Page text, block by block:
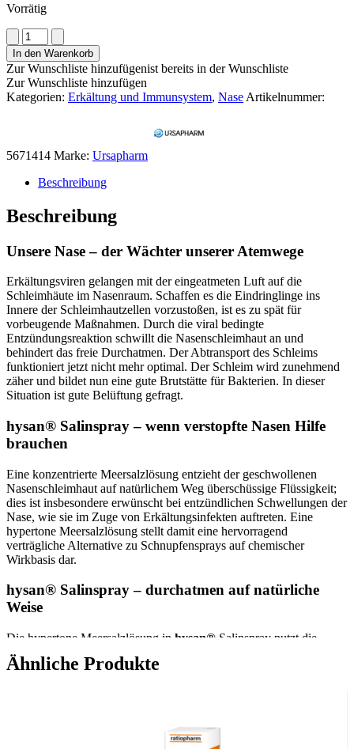
Vorrätig
Hysan®
Salinspray
-
Nasenspray
Menge
In den Warenkorb
Zur Wunschliste hinzufügenist bereits in der Wunschliste
Zur Wunschliste hinzufügen
Kategorien: Erkältung und Immunsystem, Nase Artikelnummer:
5671414 Marke: Ursapharm
Beschreibung
Beschreibung
Unsere Nase – der Wächter unserer Atemwege
Erkältungsviren gelangen mit der eingeatmeten Luft auf die
Schleimhäute im Nasenraum. Schaffen es die Eindringlinge ins
Innere der Schleimhautzellen vorzustoßen, ist es zu spät für
vorbeugende Maßnahmen. Durch die viral bedingte
Entzündungsreaktion schwillt die Nasenschleimhaut an und
behindert das freie Durchatmen. Der Abtransport des Schleims
funktioniert jetzt nicht mehr optimal. Der Schleim wird zunehmend
zäher und bildet nun eine gute Brutstätte für Bakterien. In dieser
Situation ist gute Belüftung gefragt.
hysan® Salinspray – wenn verstopfte Nasen Hilfe
brauchen
Eine konzentrierte Meersalzlösung entzieht der geschwollenen
Nasenschleimhaut auf natürlichem Weg überschüssige Flüssigkeit;
dies ist insbesondere erwünscht bei entzündlichen Schwellungen der
Nase, wie sie im Zuge von Erkältungsinfekten auftreten. Eine
hypertone Meersalzlösung stellt damit eine hervorragend
verträgliche Alternative zu Schnupfensprays auf chemischer
Wirkbasis dar.
hysan® Salinspray – durchatmen auf natürliche
Weise
Die hypertone Meersalzlösung in hysan® Salinspray nutzt die
bekannten und therapeutisch erfolgreichen Effekte von Salz bei
Atemwegsinfekten. Infolge der Abschwellung ist ein freies
sorgt für natürliches Abschwellen der Nasenschleimhaut und
Ähnliche Produkte